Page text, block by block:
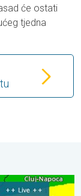
će ostati
tjedna
i led. . .